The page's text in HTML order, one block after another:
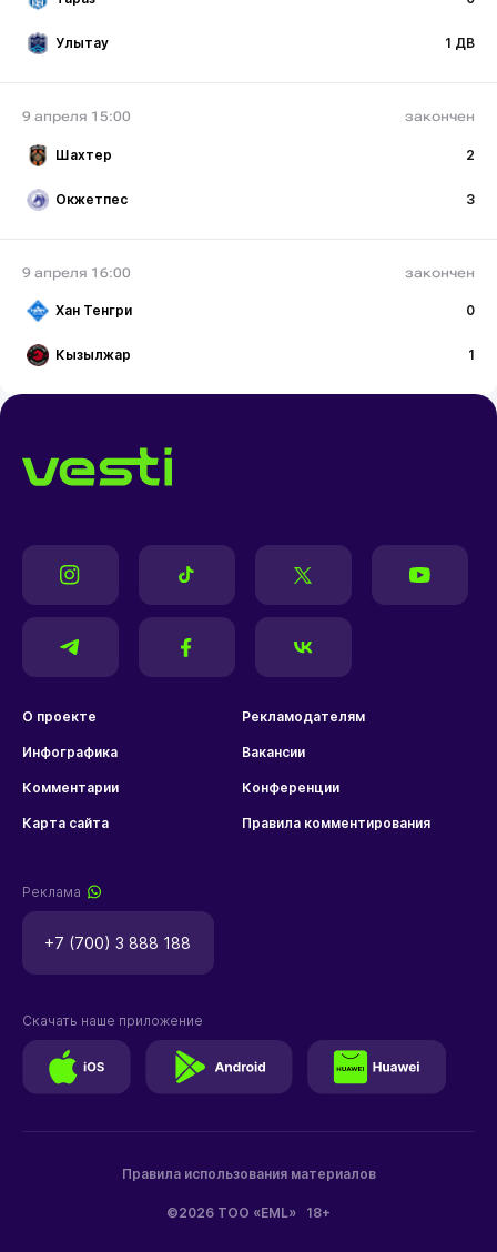
Улытау 1 ДВ
9 апреля 15:00 закончен
Шахтер 2
Окжетпес 3
9 апреля 16:00 закончен
Хан Тенгри 0
Кызылжар 1
О проекте Рекламодателям
Инфографика Вакансии
Комментарии Конференции
Карта сайта Правила комментирования
Реклама
+7 (700) 3 888 188
©2026 ТОО «EML» 18+
Правила использования материалов
Скачать наше приложение